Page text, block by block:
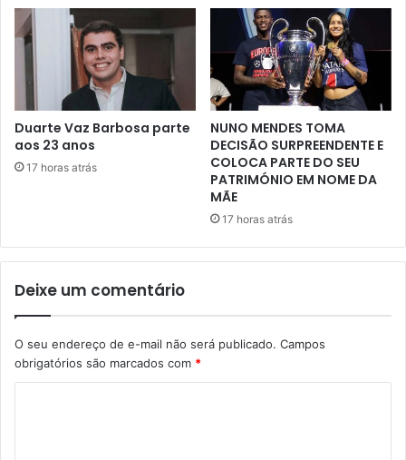
Duarte Vaz Barbosa parte
aos 23 anos
17 horas atrás
NUNO MENDES TOMA
DECISÃO SURPREENDENTE E
COLOCA PARTE DO SEU
PATRIMÓNIO EM NOME DA
MÃE
17 horas atrás
Deixe um comentário
O seu endereço de e-mail não será publicado. Campos
obrigatórios são marcados com *